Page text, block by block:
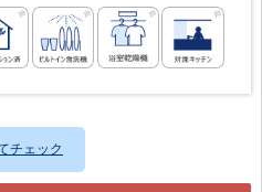
チェック